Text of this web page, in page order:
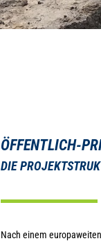
ÖFFENT­LICH-
DIE
Nach einem